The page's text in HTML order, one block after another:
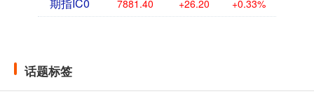
期指IC0 7881.40 +26.20 +0.33%
话题标签